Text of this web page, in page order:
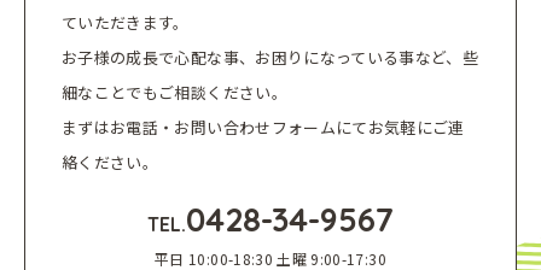
ていただきます。
お子様の成長で心配な事、お困りになっている事など、些
細なことでもご相談ください。
まずはお電話・お問い合わせフォームにてお気軽にご連
絡ください。
TEL.0428-34-9567
平日 10:00-18:30 土曜 9:00-17:30